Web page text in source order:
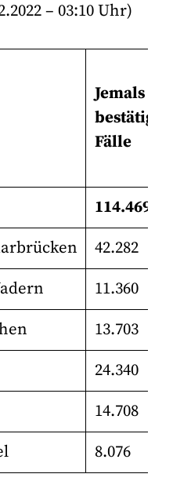
– 03:10 Uhr)
Jemals
bestätigte
Fälle
114.469
42.282
11.360
13.703
24.340
14.708
8.076